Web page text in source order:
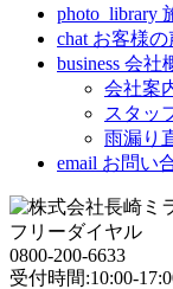
photo_library
chat お客様の
business 会社
会社案
スタッ
雨漏り
email お問い
フリーダイヤル
0800-200-6633
受付時間:10:00-